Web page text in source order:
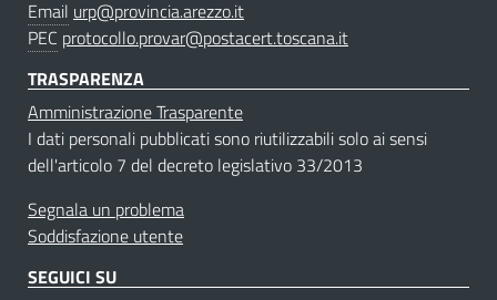
Email urp@provincia.arezzo.it
PEC protocollo.provar@postacert.toscana.it
TRASPARENZA
Amministrazione Trasparente
I dati personali pubblicati sono riutilizzabili solo ai sensi
dell'articolo 7 del decreto legislativo 33/2013
Segnala un problema
Soddisfazione utente
SEGUICI SU